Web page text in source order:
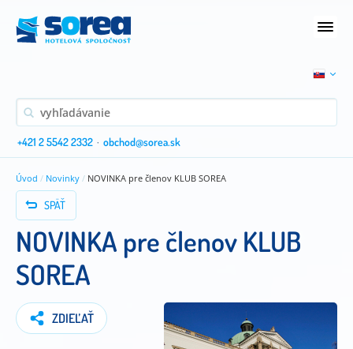
+421 2 5542 2332 · obchod@sorea.sk
Úvod / Novinky / NOVINKA pre členov KLUB SOREA
SPÄŤ
NOVINKA pre členov KLUB
SOREA
ZDIEĽAŤ